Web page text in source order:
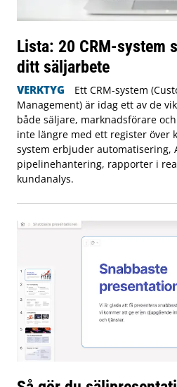
Lista: 20 CRM-system
ditt säljarbete
VERKTYG
Ett CRM-system
Management) är idag ett av de
både säljare, marknadsförare
inte längre med ett register över
system erbjuder automatisering,
pipelinehantering, rapporter i
kundanalys.